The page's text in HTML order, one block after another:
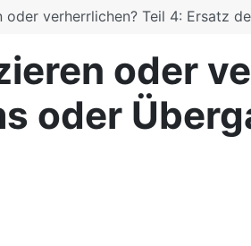
oder verherrlichen? Teil 4: Ersatz
oder
oder